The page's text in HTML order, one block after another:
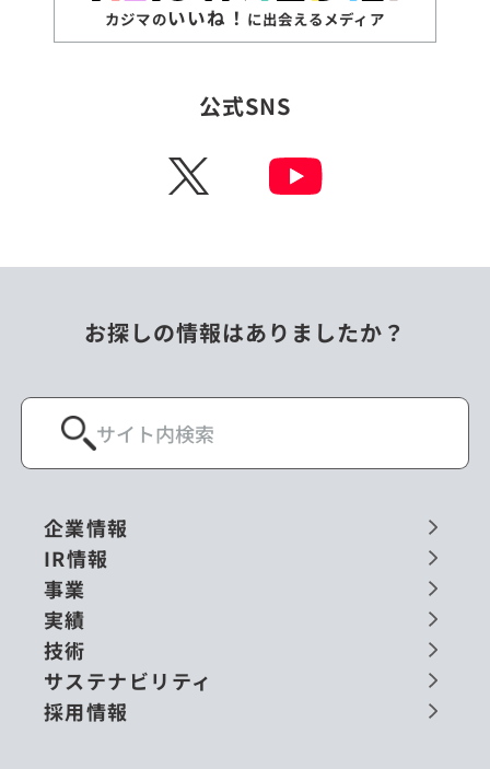
カジマのいいね！ に出会えるメディア
公式SNS
X
お探しの情報はありましたか？
企業情報
IR情報
事業
実績
技術
サステナビリティ
採用情報